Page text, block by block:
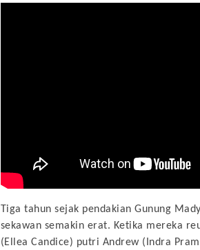
Tiga tahun sejak pendakian Gunung
sekawan semakin erat. Ketika mereka
(Ellea Candice) putri Andrew (Indra